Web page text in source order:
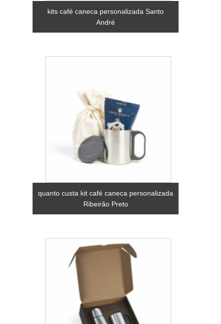
kits café caneca personalizada Santo
André
quanto custa kit café caneca personalizada
Ribeirão Preto